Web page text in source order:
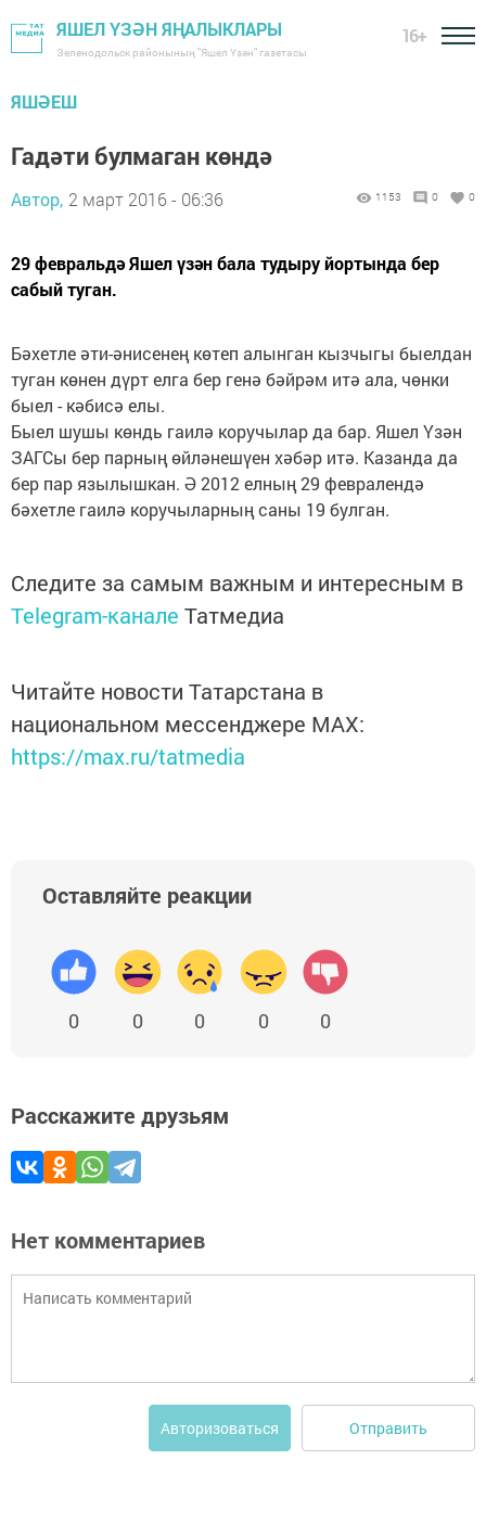
ЯШЕЛ ҮЗӘН ЯҢАЛЫКЛАРЫ
Зеленодольск районының "Яшел Үзән" газетасы
16+
ЯШӘЕШ
Гадәти булмаган көндә
Автор, 2 март 2016 - 06:36 1153 0 0
29 февральдә Яшел үзән бала тудыру йортында бер
сабый туган.
Бәхетле әти-әнисенең көтеп алынган кызчыгы быелдан
туган көнен дүрт елга бер генә бәйрәм итә ала, чөнки
быел - кәбисә елы.
Быел шушы көндь гаилә коручылар да бар. Яшел Үзән
ЗАГСы бер парның өйләнешүен хәбәр итә. Казанда да
бер пар язылышкан. Ә 2012 елның 29 февралендә
бәхетле гаилә коручыларның саны 19 булган.
Следите за самым важным и интересным в
Telegram-канале Татмедиа
Читайте новости Татарстана в
национальном мессенджере MАХ:
https://max.ru/tatmedia
Оставляйте реакции
0 0 0 0 0
Расскажите друзьям
Нет комментариев
Авторизоваться Отправить